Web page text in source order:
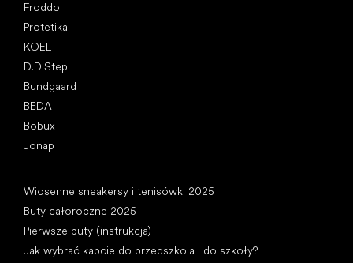
Froddo
Protetika
KOEL
D.D.Step
Bundgaard
BEDA
Bobux
Jonap
Wiosenne sneakersy i tenisówki 2025
Buty całoroczne 2025
Pierwsze buty (instrukcja)
Jak wybrać kapcie do przedszkola i do szkoły?